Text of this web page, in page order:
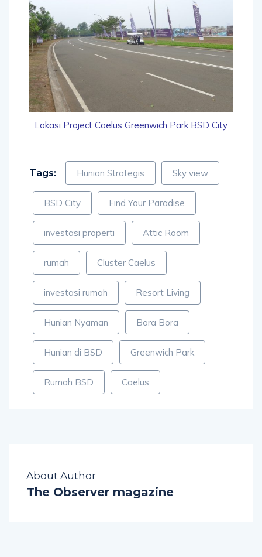
Lokasi Project Caelus Greenwich Park BSD City
Tags: Hunian Strategis Sky view
BSD City Find Your Paradise
investasi properti Attic Room
rumah Cluster Caelus
investasi rumah Resort Living
Hunian Nyaman Bora Bora
Hunian di BSD Greenwich Park
Rumah BSD Caelus
About Author
The Observer magazine